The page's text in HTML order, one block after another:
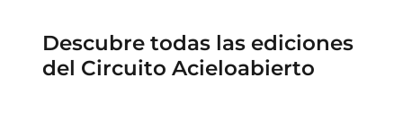
Descubre todas las ediciones
del Circuito Acieloabierto